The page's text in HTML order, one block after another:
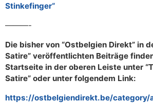
Stinkefinger“
———-
Die bisher von “Ostbelgien Direkt” in
Satire” veröffentlichten Beiträge
Startseite in der oberen Leiste unter
Satire” oder unter folgendem Link:
https://ostbelgiendirekt.be/category/